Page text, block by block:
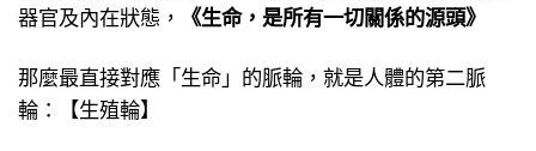
器官及內在狀態，
《生命，是所有一切關係的源頭》
那麼最直接對應「生命」的脈輪，就是人體的第二脈
輪：【生殖輪】